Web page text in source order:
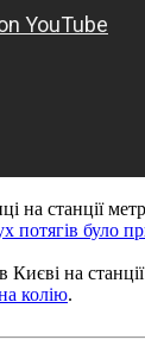
на станції
потягів було
на
колію.